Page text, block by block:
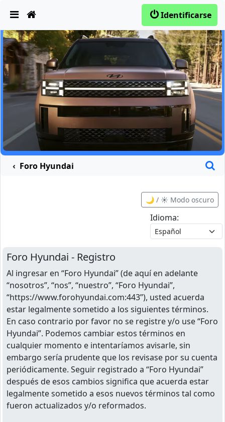
Identificarse
Foro Hyundai
🌙 / ☀️ Modo oscuro
Idioma:
Foro Hyundai - Registro
Al ingresar en “Foro Hyundai” (de aquí en adelante
“nosotros”, “nos”, “nuestro”, “Foro Hyundai”,
“https://www.forohyundai.com:443”), usted acuerda
estar legalmente sometido a los siguientes términos.
En caso contrario por favor no se registre y/o use “Foro
Hyundai”. Podemos cambiar estos términos en
cualquier momento e intentaríamos avisarle, sin
embargo sería prudente que los revisase por su cuenta
periódicamente. Seguir registrado a “Foro Hyundai”
después de esos cambios significa que acuerda estar
legalmente sometido a esos nuevos términos tal como
fueron actualizados y/o reformados.